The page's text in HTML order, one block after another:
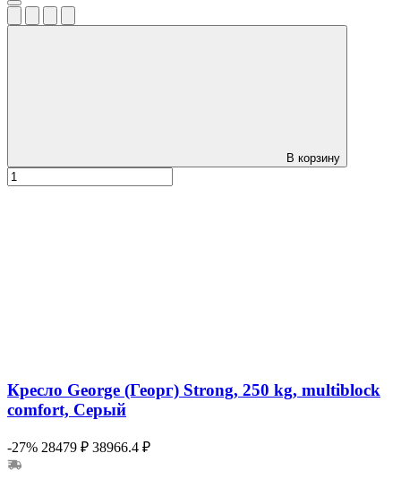
В корзину
Кресло George (Георг) Strong, 250 kg, multiblock
comfort, Серый
-27% 28479 ₽ 38966.4 ₽